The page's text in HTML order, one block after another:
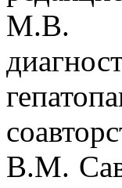
М.В.
В.М.